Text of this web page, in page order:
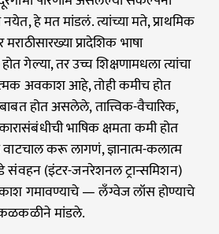
हे मत मांडलं. त्यांच्या मते, प्राथमिक
प्रादेशिक भाषा
गेल्या, तर उच्च शिक्षणामधला त्यांचा
अवकाश आहे, तोही कमीच होत
बाबत होत असलेले, तात्त्विक-वैचारिक,
भाषिक क्षमता कमी होत
करू लागणं, ज्ञानात्म-कलात्म
संवहन (इंटर-जनरेशनल ट्रान्समिशन)
गमावण्याचे — लँग्वेज लॉस होण्याचे
कळकळीने मांडले.